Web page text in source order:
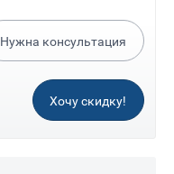
Нужна консультация
Хочу скидку!